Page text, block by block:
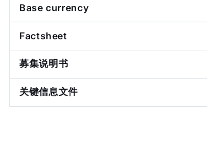
Base currency
Factsheet
募集说明书
关键信息文件